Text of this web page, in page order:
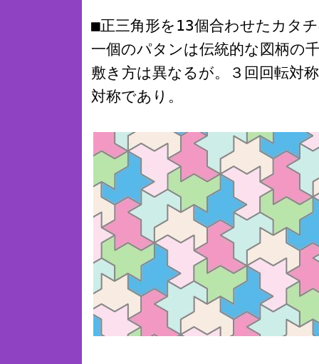
■正三角形を13個合わせたカタ
一個のパタンは伝統的な図柄の
敷き方は異なるが。３回回転対
対称であり。